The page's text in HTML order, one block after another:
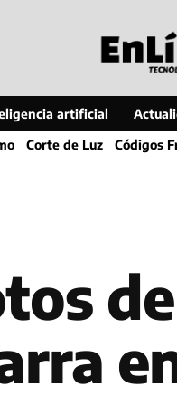
artificial
Corte de Luz Códigos